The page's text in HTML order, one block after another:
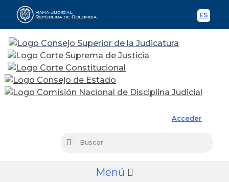
ES
Acceder
Buscar
Menú